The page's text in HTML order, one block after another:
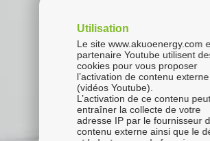
Utilisation
Le site www.akuoenergy.com
partenaire Youtube utilisent
cookies pour vous proposer
l’activation de contenu externe
(vidéos Youtube).
L’activation de ce contenu
entraîner la collecte de votre
adresse IP par le fournisseur
contenu externe ainsi que le